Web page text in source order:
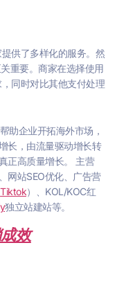
供了多样化的服务。然
重要。商家在选择使用
同时对比其他支付处理
助企业开拓海外市场，
长，由流量驱动增长转
正高质量增长。 主营
网站SEO优化、广告营
Tiktok）、KOL/KOC红
独立站建站等。
效